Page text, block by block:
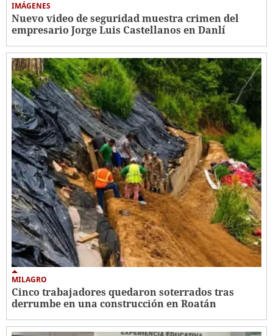
IMÁGENES
Nuevo video de seguridad muestra crimen del
empresario Jorge Luis Castellanos en Danlí
MILAGRO
Cinco trabajadores quedaron soterrados tras
derrumbe en una construcción en Roatán